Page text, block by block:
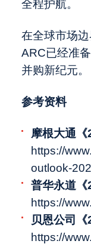
全程护航。
在全球市场
ARC已经准
并购新纪元。
参考资料
摩根大通《
https://
outlook-
普华永道《
https://
贝恩公司《
https://